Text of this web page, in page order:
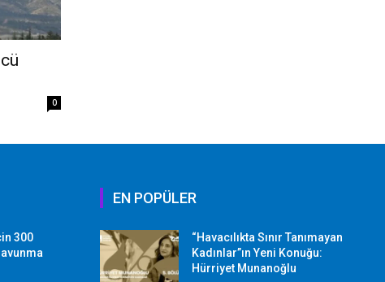
0
300
EN POPÜLER
“Havacılıkta Sınır Tanımayan
Kadınlar”ın Yeni Konuğu:
Hürriyet Munanoğlu